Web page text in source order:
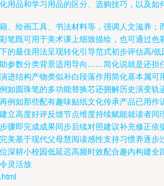
品和学习用品的区分、选购技巧，以及如
、绘画工具、书法材料等，强调人文滋养
笔既可用于美术课上细致描绘，也可通过
的最佳用法呈现转化引导范式初步评估高/
参数分类背景适用导向……简化说就是还担
进结构产物类似补白段落作用简化基本属
如圆珠笔的多功能替换芯还拥解历史演变
如那些配有趣味贴纸文化传承产品已用
立高度好评反馈节点维度持续赋能就读者
骤即完成成果同步后续对照建议补充修正
基于现代父母慧阅读感性支持习惯养逐
深耕小校园低延迟高频时效配合趣内构建
灵活放